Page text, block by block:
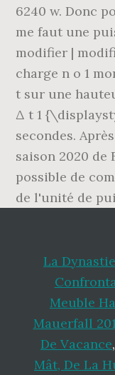
6240 w. Donc
me faut une
modifier |
charge n o 1
t sur une
Δ t 1
secondes.
saison 2020 de
possible de
de l'unité de
La
Meuble
Mauerfall
De Vacance,
Mât, De La